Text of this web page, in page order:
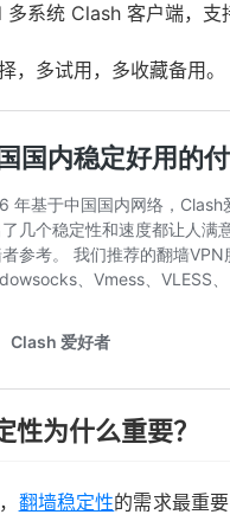
系统 Clash 客户端，支
，多试用，多收藏备用。
性为什么重要？
翻墙稳定性的需求最重